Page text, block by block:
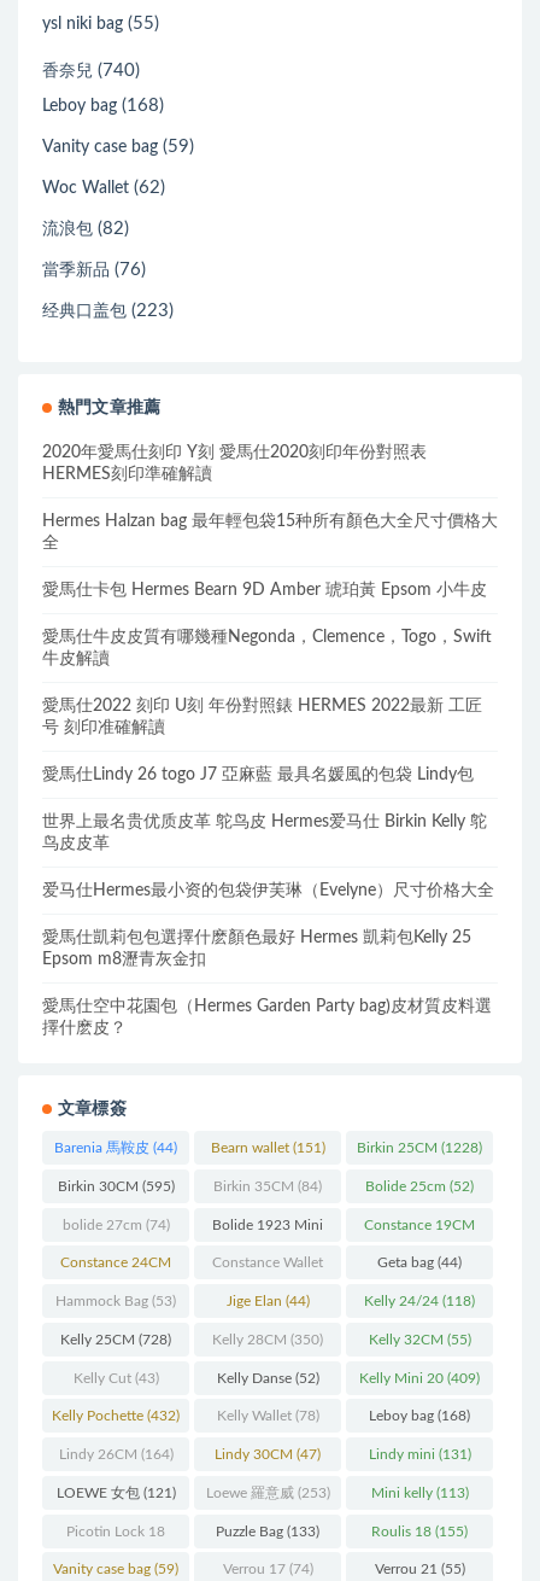
ysl niki bag (55)
香奈兒 (740)
Leboy bag (168)
Vanity case bag (59)
Woc Wallet (62)
流浪包 (82)
當季新品 (76)
经典口盖包 (223)
熱門文章推薦
2020年愛馬仕刻印 Y刻 愛馬仕2020刻印年份對照表
HERMES刻印準確解讀
Hermes Halzan bag 最年輕包袋15种所有顏色大全尺寸價格大
全
愛馬仕卡包 Hermes Bearn 9D Amber 琥珀黃 Epsom 小牛皮
愛馬仕牛皮皮質有哪幾種Negonda，Clemence，Togo，Swift
牛皮解讀
愛馬仕2022 刻印 U刻 年份對照錶 HERMES 2022最新 工匠
号 刻印准確解讀
愛馬仕Lindy 26 togo J7 亞麻藍 最具名媛風的包袋 Lindy包
世界上最名贵优质皮革 鸵鸟皮 Hermes爱马仕 Birkin Kelly 鸵
鸟皮皮革
爱马仕Hermes最小资的包袋伊芙琳（Evelyne）尺寸价格大全
愛馬仕凱莉包包選擇什麽顏色最好 Hermes 凱莉包Kelly 25
Epsom m8瀝青灰金扣
愛馬仕空中花園包（Hermes Garden Party bag)皮材質皮料選
擇什麽皮？
文章標簽
Barenia 馬鞍皮 (44) Bearn wallet(151) Birkin 25CM (1228)
Birkin 30CM (595) Birkin 35CM (84) Bolide 25cm (52)
bolide 27cm (74) Bolide 1923 Mini
(93)
Constance 19CM
(571)
Constance 24CM
(216)
Constance Wallet
(60)
Geta bag (44)
Hammock Bag (53) Jige Elan (44) Kelly 24/24 (118)
Kelly 25CM (728) Kelly 28CM (350) Kelly 32CM (55)
Kelly Cut(43) Kelly Danse(52) Kelly Mini 20 (409)
Kelly Pochette (432) Kelly Wallet(78) Leboy bag (168)
Lindy 26CM (164) Lindy 30CM (47) Lindy mini (131)
LOEWE 女包(121) Loewe 羅意威(253) Mini kelly(113)
Picotin Lock 18
(202)
Puzzle Bag (133) Roulis 18 (155)
Vanity case bag (59) Verrou 17(74) Verrou 21 (55)